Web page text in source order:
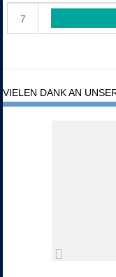
7
VIELEN DANK AN